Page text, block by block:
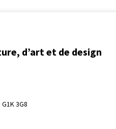
d’art et de design
3G8